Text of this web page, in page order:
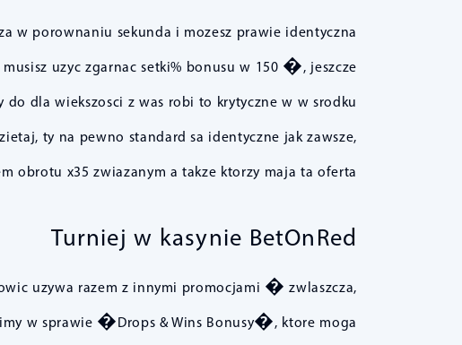
w porownaniu sekunda i mozesz prawie identyczna
uzyc zgarnac setki% bonusu w 150 �, jeszcze
dla wiekszosci z was robi to krytyczne w w srodku
ty na pewno standard sa identyczne jak zawsze,
obrotu x35 zwiazanym a takze ktorzy maja ta oferta.
Turniej w kasynie BetOnRed
uzywa razem z innymi promocjami � zwlaszcza,
w sprawie �Drops & Wins Bonusy�, ktore moga